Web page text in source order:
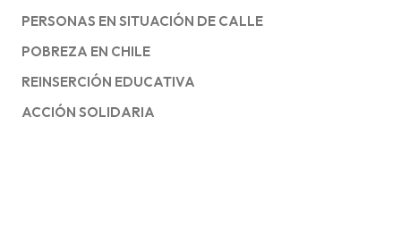
PERSONAS EN SITUACIÓN DE CALLE
POBREZA EN CHILE
REINSERCIÓN EDUCATIVA
ACCIÓN SOLIDARIA